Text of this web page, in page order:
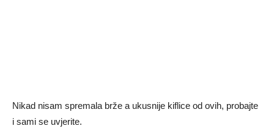
Nikad nisam spremala brže a ukusnije kiflice od ovih, probajte
i sami se uvjerite.